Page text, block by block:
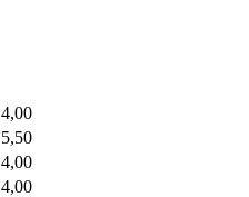
4,00
5,50
4,00
4,00